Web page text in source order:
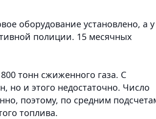
оборудование установлено, а у
полиции. 15 месячных
тонн сжиженного газа. С
но и этого недостаточно. Число
поэтому, по средним
топлива.